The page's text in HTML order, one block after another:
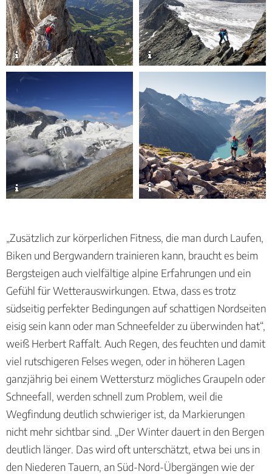
„Zusätzlich zur körperlichen Fitness, die man durch Laufen,
Biken und Bergwandern trainieren kann, braucht es beim
Bergsteigen auch vielfältige alpine Erfahrungen und ein
Gefühl für Wetterauswirkungen. Etwa, dass es trotz
südseitig perfekter Bedingungen auf schattigen Nordseiten
eisig sein kann oder man Schneefelder zu überwinden hat“,
weiß Herbert Raffalt. Auch Regen, des feuchten und damit
viel rutschigeren Felses wegen, oder in höheren Lagen
ganzjährig bei einem Wettersturz mögliches Graupeln oder
Schneefall, werden schnell zum Problem, weil die
Wegfindung deutlich schwieriger ist, da Markierungen
nicht mehr sichtbar sind. „Der Winter dauert in den Bergen
deutlich länger. Das wird oft unterschätzt, etwa bei uns in
den Niederen Tauern, an Süd-Nord-Übergängen wie der